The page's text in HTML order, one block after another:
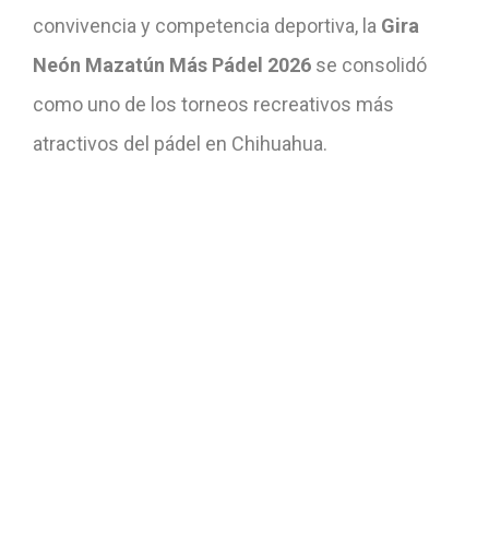
convivencia y competencia deportiva, la Gira
Neón Mazatún Más Pádel 2026 se consolidó
como uno de los torneos recreativos más
atractivos del pádel en Chihuahua.